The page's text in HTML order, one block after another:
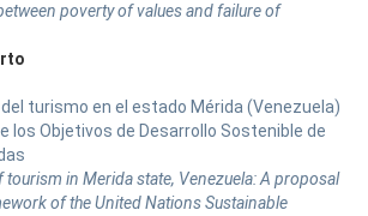
poverty of values and failure of
turismo en el estado Mérida (Venezuela)
los Objetivos de Desarrollo Sostenible de
tourism in Merida state, Venezuela: A proposal
of the United Nations Sustainable